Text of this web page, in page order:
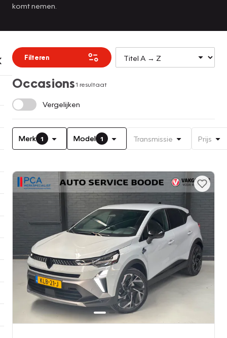
komt nemen.
Filteren
Occasions1 resultaat
Vergelijken
Merk 1 Model 1 Transmissie Prijs